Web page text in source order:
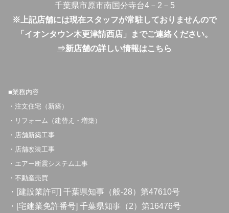
千葉県市原市南国分寺台4－2－5
※上記店舗には現在スタッフが常駐しておりませんので
「イオンタウン木更津請西店」までご連絡ください。
⇒新店舗の詳しい情報はこちら
■業務内容
・注文住宅（新築）
・リフォーム（建替え・増築）
・店舗新築工事
・店舗改装工事
・エアー断震システム工事
・不動産売買
・[建設業許可] 千葉県知事（般-28）第47610号
・[宅建業免許番号] 千葉県知事（2）第16476号